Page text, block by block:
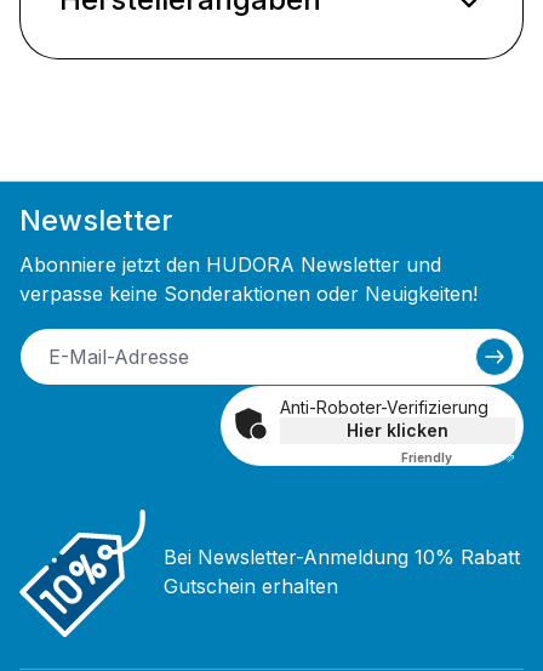
Newsletter
Abonniere jetzt den HUDORA Newsletter und
verpasse keine Sonderaktionen oder Neuigkeiten!
Anti-Roboter-Verifizierung
Hier klicken
Friendly Captcha ⇗
Bei Newsletter-Anmeldung 10% Rabatt
Gutschein erhalten